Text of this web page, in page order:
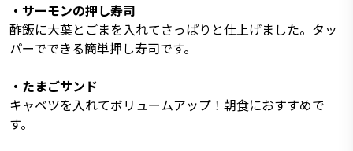
・サーモンの押し寿司
酢飯に大葉とごまを入れてさっぱりと仕上げました。タッ
パーでできる簡単押し寿司です。
・たまごサンド
キャベツを入れてボリュームアップ！朝食におすすめで
す。